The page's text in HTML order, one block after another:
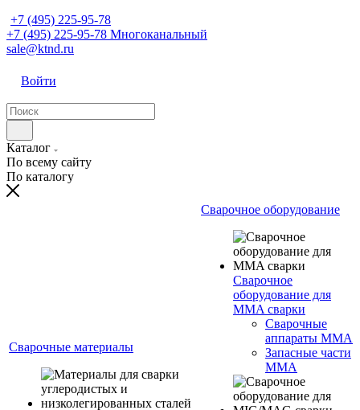
+7 (495) 225-95-78
+7 (495) 225-95-78 Многоканальный
sale@ktnd.ru
Войти
Каталог
По всему сайту
По каталогу
Сварочные материалы
Сварочное оборудование
Сварочное
оборудование для
MMA сварки
Сварочные
аппараты MMA
Запасные части
MMA